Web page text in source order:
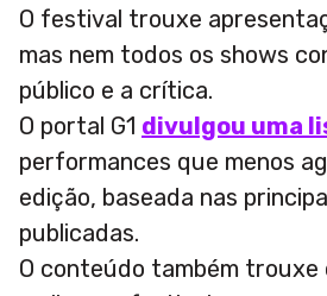
O festival trouxe
mas nem todos os shows
público e a crítica.
O portal G1 divulgou uma
performances que menos
edição, baseada nas
publicadas.
O conteúdo também trouxe